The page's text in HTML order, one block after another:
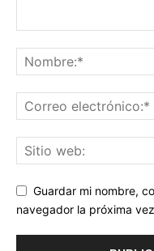
Guardar mi nombre,
navegador la próxima